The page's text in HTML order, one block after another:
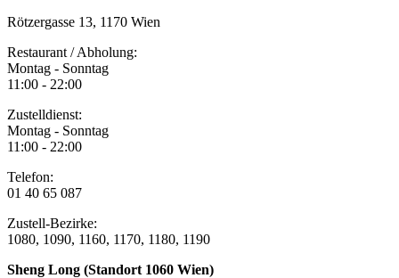
Rötzergasse 13, 1170 Wien
Restaurant / Abholung:
Montag - Sonntag
11:00 - 22:00
Zustelldienst:
Montag - Sonntag
11:00 - 22:00
Telefon:
01 40 65 087
Zustell-Bezirke:
1080, 1090, 1160, 1170, 1180, 1190
Sheng Long (Standort 1060 Wien)